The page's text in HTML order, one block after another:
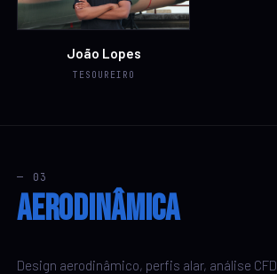
João Lopes
TESOUREIRO
— 03
Aerodinâmica
Design aerodinâmico, perfis alar, análise